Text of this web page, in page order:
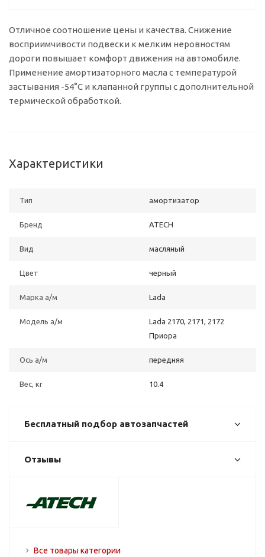
Отличное соотношение цены и качества. Снижение
восприимчивости подвески к мелким неровностям
дороги повышает комфорт движения на автомобиле.
Применение амортизаторного масла с температурой
застывания -54°C и клапанной группы с дополнительной
термической обработкой.
Характеристики
Тип амортизатор
Бренд ATECH
Вид масляный
Цвет черный
Марка а/м Lada
Модель а/м
Lada 2170, 2171, 2172
Приора
Ось а/м передняя
Вес, кг 10.4
Бесплатный подбор автозапчастей
Отзывы
Все товары категории